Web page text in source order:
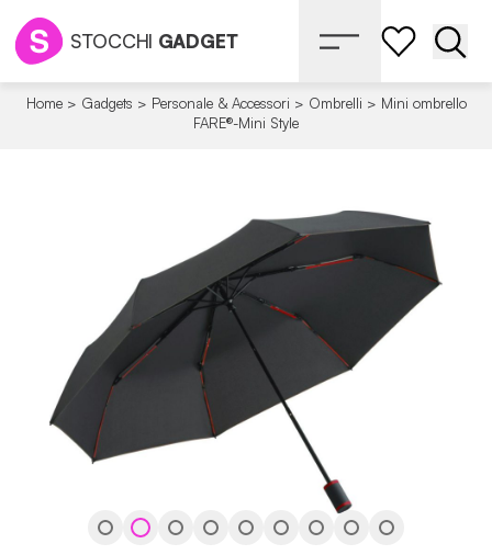
STOCCHI GADGET
Home> Gadgets > Personale & Accessori > Ombrelli > Mini ombrello
FARE®-Mini Style